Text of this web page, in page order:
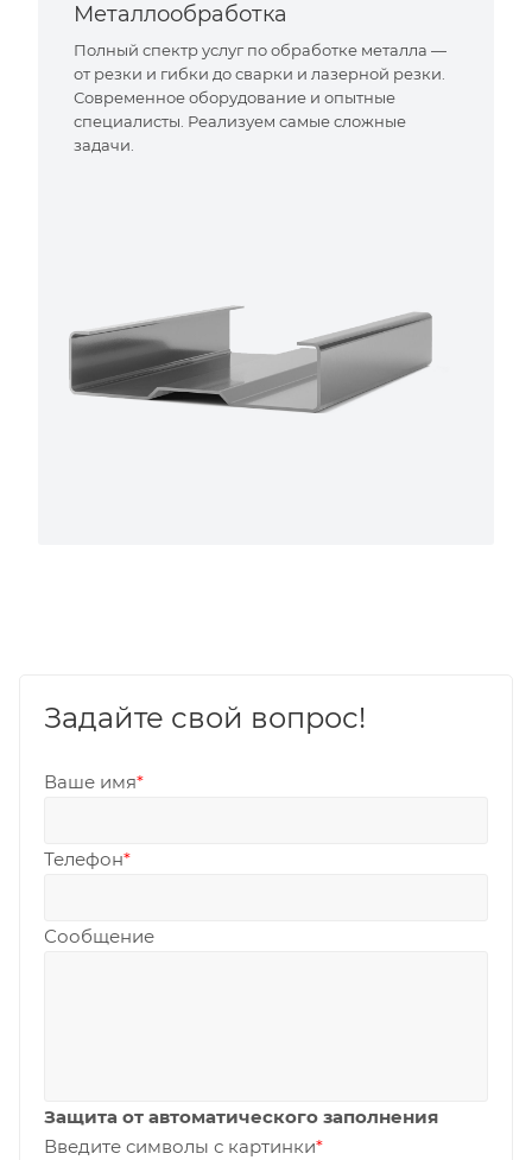
Металлообработка
Полный спектр услуг по обработке металла —
от резки и гибки до сварки и лазерной резки.
Современное оборудование и опытные
специалисты. Реализуем самые сложные
задачи.
Задайте свой вопрос!
Ваше имя*
Телефон*
Сообщение
Защита от автоматического заполнения
Введите символы с картинки*